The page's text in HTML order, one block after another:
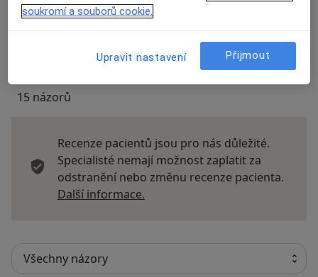
15 názorů
Recenze pacientů jsou pro nás důležité.
Specialisté nemají možnost zaplatit za
odstranění nebo změnu recenze pacienta.
Další informace.
soukromí a souborů cookie.
Upravit nastavení Přijmout